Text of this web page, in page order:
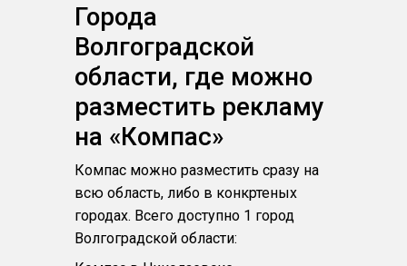
Города
Волгоградской
области, где можно
разместить рекламу
на «Компас»
Компас можно разместить сразу на
всю область, либо в конкртеных
городах. Всего доступно 1 город
Волгоградской области: